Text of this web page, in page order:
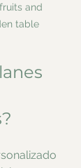
and
table